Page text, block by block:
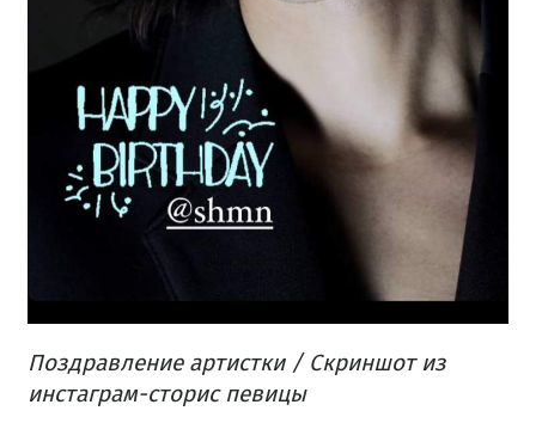
Поздравление артистки / Скриншот из
инстаграм-сторис певицы